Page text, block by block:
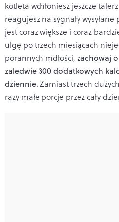
kotleta wchłoniesz jeszcze
reagujesz na sygnały
jest coraz większe i coraz
ulgę po trzech miesiącach
porannych mdłości, zachowaj
zaledwie 300 dodatkowych
dziennie. Zamiast trzech
razy małe porcje przez cały